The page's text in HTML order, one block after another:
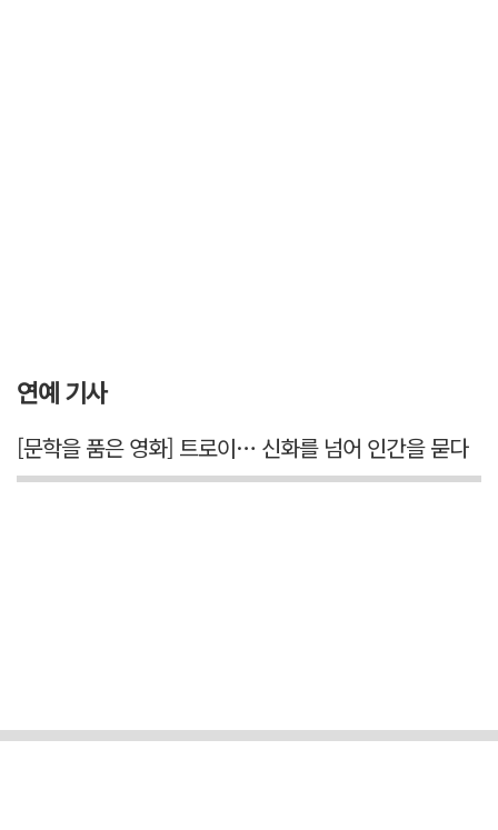
연예 기사
[문학을 품은 영화] 트로이… 신화를 넘어 인간을 묻다